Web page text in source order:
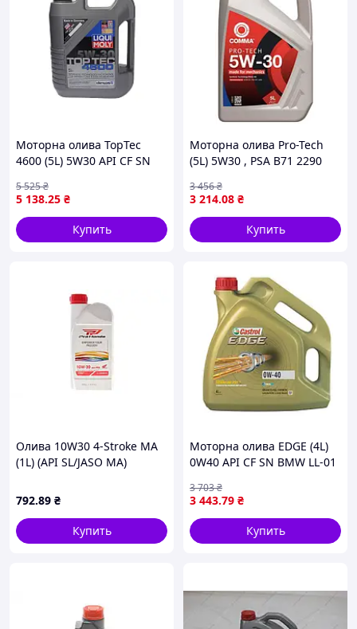
CUMMINS CES 20078
DETROIT DIESEL 93K215
MACK EO-N
MACK EO-M Plus
MAN M 3275-1
MB 228.1
MB 228.3
VOLVO VDS-3
Моторна олива TopTec
4600 (5L) 5W30 API CF SN
A-025 GM LL-B-025 MB 22
5 138.25 ₴
5 525₴
Купить
Моторна олива Pro-Tech
(5L) 5W30 , PSA B71 2290
3 214.08 ₴
3 456₴
Купить
Олива 10W30 4-Stroke MA
(1L) (API SL/JASO MA)
792.89 ₴
Купить
Моторна олива EDGE (4L)
0W40 API CF SN BMW LL-01
MB 229.5 PORSCHE A40
3 443.79 ₴
3 703₴
Купить